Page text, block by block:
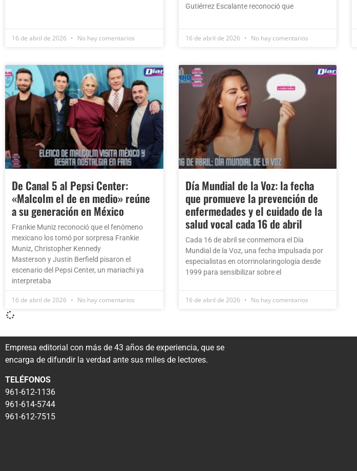
16 de abril de 2026 No hay comentarios
Gutiérrez Escalante reconoció que
16 de abril de 2026 No hay comentarios
De Canal 5 al Pepsi Center:
«Malcolm el de en medio» reúne
a su generación en México
Frankie Muniz reconoció que el fenómeno
mexicano los tomó por sorpresa Frankie
Muniz, Christopher Kennedy
Masterson y Justin Berfield pisaron el
escenario del Pepsi Center, un mariachi ya
interpretaba
16 de abril de 2026 No hay comentarios
Día Mundial de la Voz: la fecha
que promueve la prevención de
enfermedades y el cuidado de la
salud vocal cada 16 de abril
Cada 16 de abril se conmemora el Día
Mundial de la Voz, una fecha impulsada por
especialistas en otorrinolaringología desde
1999 para sensibilizar sobre el
16 de abril de 2026 No hay comentarios
Empresa editorial con más de 43 años de experiencia, que se
encarga de difundir la verdad ante sus miles de lectores.
TELÉFONOS
961-612-1136
961-614-5744
961-612-7515